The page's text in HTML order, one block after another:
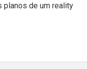
planos de um reality